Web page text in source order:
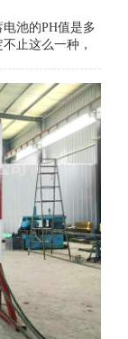
池的PH值是多
止这么一种，